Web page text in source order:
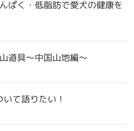
ぱく・低脂肪で愛犬の健康を
道具〜中国山地編〜
て語りたい！